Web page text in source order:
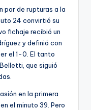
par de rupturas a la
24 convirtió su
fichaje recibió un
y definió con
el 1-0. El tanto
que siguió
en la primera
el minuto 39. Pero